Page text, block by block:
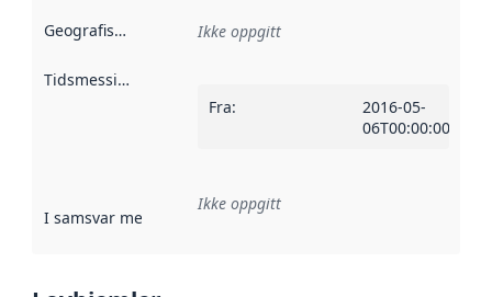
Geografisk avgrensning :
Ikke oppgitt
Tidsmessig avgrensning
Fra:
2016-05-
06T00:00:00Z
I samsvar med Referanse til en implementasjonsregel
Ikke oppgitt